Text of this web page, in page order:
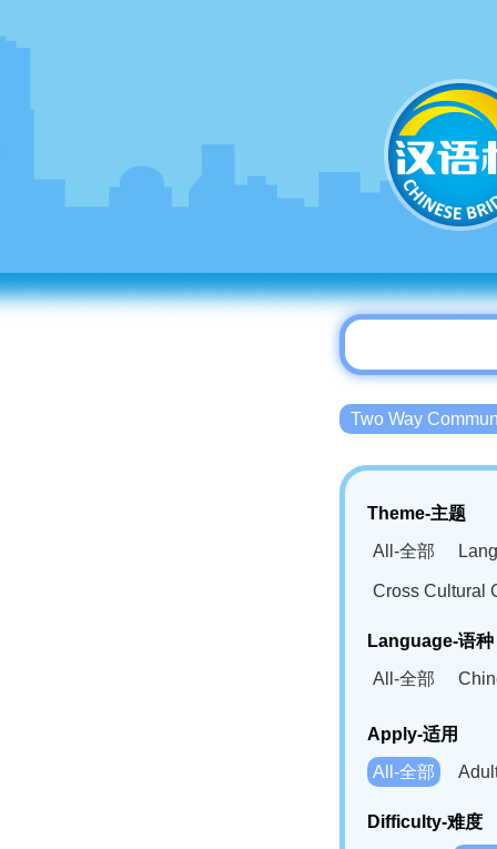
Two Way
Theme-主题
All-全部
Cross Cultural
Language-语种
All-全部
Bahasa
Swahili(SW)-
Apply-适用
All-全部
Difficulty-难度